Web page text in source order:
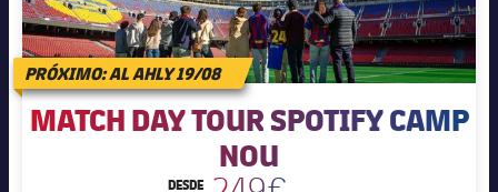
PRÓXIMO: AL AHLY 19/08
MATCH DAY TOUR SPOTIFY CAMP
NOU
DESDE